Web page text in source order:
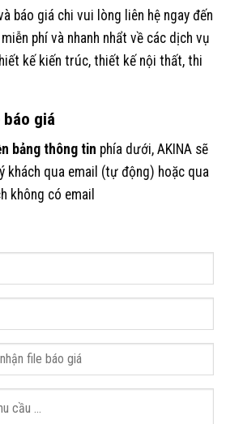
báo giá chi vui lòng liên hệ ngay đến
phí và nhanh nhẩt về các dịch vụ
kế kiến trúc, thiết kế nội thất, thi
giá
bảng thông tin phía dưới, AKINA sẽ
khách qua email (tự động) hoặc qua
không có email